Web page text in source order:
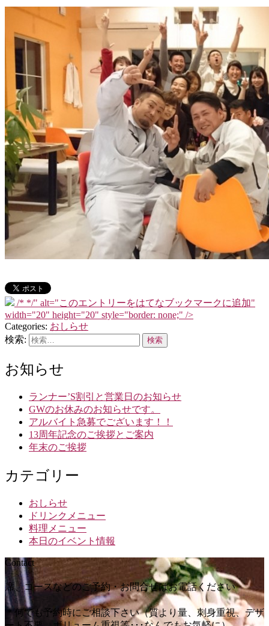
/* */" alt="このエントリーをはてなブックマークに追加"
width="20" height="20" style="border: none;" />
Categories: おしらせ
検索:
お知らせ
ランナー’S割引と営業日のお知らせ
GWのお休みのお知らせです。
アルバイト急募でございます！！
13周年記念のご挨拶とご案内
年末のご挨拶
カテゴリー
おしらせ
ドリンクメニュー
料理メニュー
本日のイベント情報
Contact
席、コースなどのご予約・お問合せはお電話ください
＊何でも予約時にご相談下さい（質より量、刺身重視、デザ